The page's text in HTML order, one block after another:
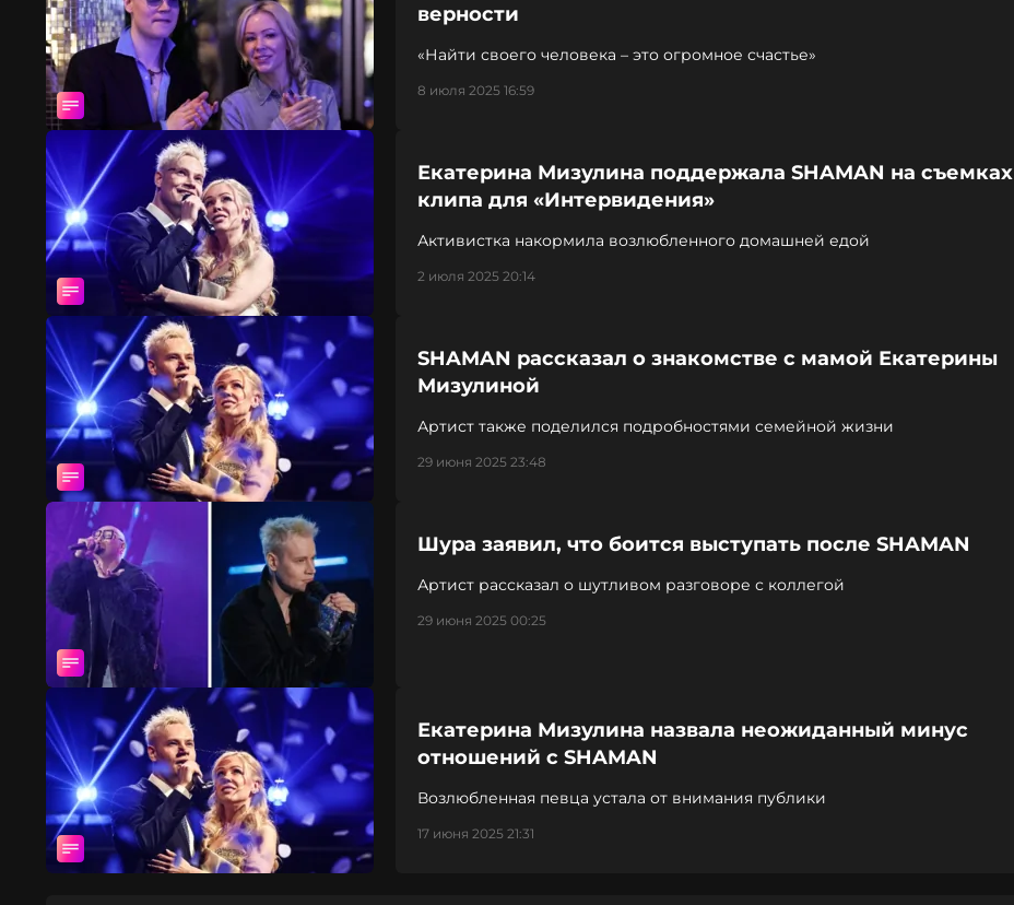
верности
«Найти своего человека – это огромное счастье»
8 июля 2025 16:59
Екатерина Мизулина поддержала SHAMAN на съемках
клипа для «Интервидения»
Активистка накормила возлюбленного домашней едой
2 июля 2025 20:14
SHAMAN рассказал о знакомстве с мамой Екатерины
Мизулиной
Артист также поделился подробностями семейной жизни
29 июня 2025 23:48
Шура заявил, что боится выступать после SHAMAN
Артист рассказал о шутливом разговоре с коллегой
29 июня 2025 00:25
Екатерина Мизулина назвала неожиданный минус
отношений с SHAMAN
Возлюбленная певца устала от внимания публики
17 июня 2025 21:31